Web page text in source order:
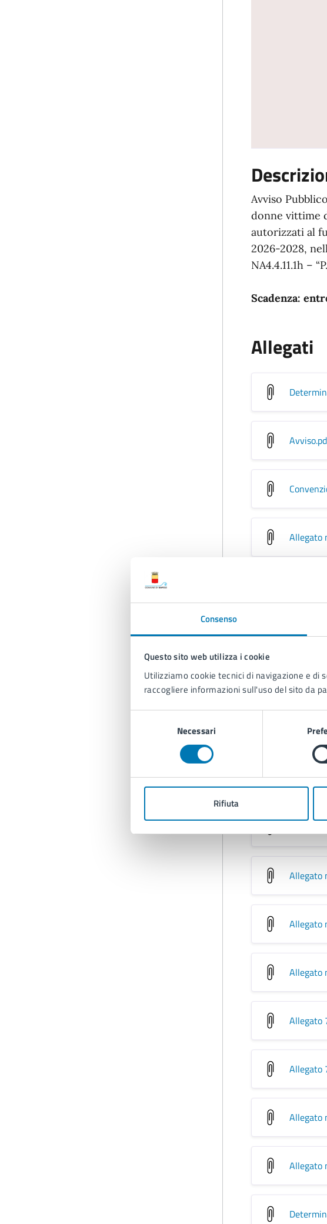
Consenso
Questo sito web utilizza i cookie
Utilizziamo cookie tecnici di navigazione e
raccogliere informazioni sull'uso del sito da
Necessari
Rifiuta
Avviso
donne vittime
autorizzati al
2026-2028,
NA4.4.11.1h –
Scadenza:
Allegati
Avviso
Allegato
Allegato
Allegato
Allegato
Allegato
Allegato
Allegato
Allegato
Allegato
Allegato
Allegato